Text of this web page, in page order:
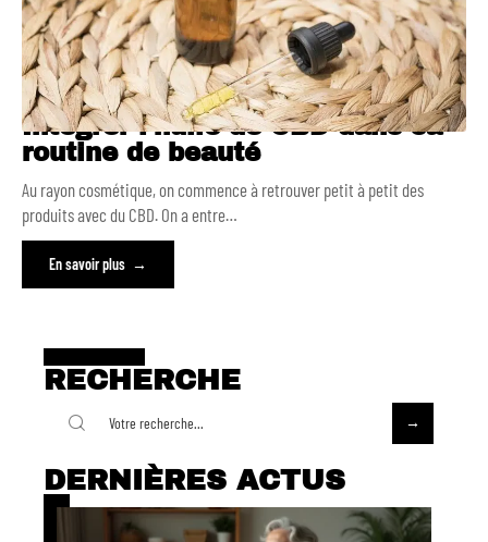
Intégrer l’huile de CBD dans sa
routine de beauté
Au rayon cosmétique, on commence à retrouver petit à petit des
produits avec du CBD. On a entre…
En savoir plus
RECHERCHE
DERNIÈRES ACTUS